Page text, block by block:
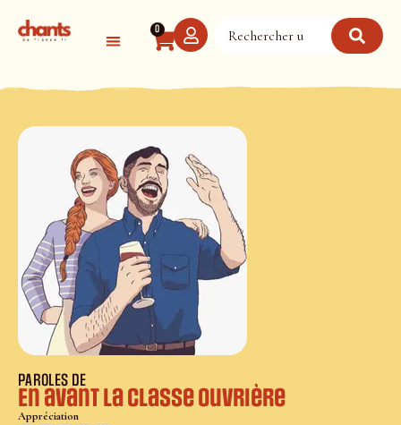
0
PAROLES DE
En avant la classe ouvrière
Appréciation